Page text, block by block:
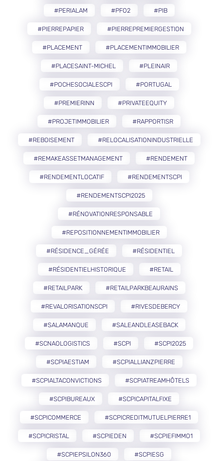
#PERIALAM #PFO2 #PIB
#PIERREPAPIER #PIERREPREMIERGESTION
#PLACEMENT #PLACEMENTIMMOBILIER
#PLACESAINT-MICHEL #PLEINAIR
#POCHESOCIALESCPI #PORTUGAL
#PREMIERINN #PRIVATEEQUITY
#PROJETIMMOBILIER #RAPPORTISR
#REBOISEMENT #RELOCALISATIONINDUSTRIELLE
#REMAKEASSETMANAGEMENT #RENDEMENT
#RENDEMENTLOCATIF #RENDEMENTSCPI
#RENDEMENTSCPI2025
#RÉNOVATIONRESPONSABLE
#REPOSITIONNEMENTIMMOBILIER
#RÉSIDENCE_GÉRÉE #RÉSIDENTIEL
#RÉSIDENTIELHISTORIQUE #RETAIL
#RETAILPARK #RETAILPARKBEAURAINS
#REVALORISATIONSCPI #RIVESDEBERCY
#SALAMANQUE #SALEANDLEASEBACK
#SCNAOLOGISTICS #SCPI #SCPI2025
#SCPIAESTIAM #SCPIALLIANZPIERRE
#SCPIALTACONVICTIONS #SCPIATREAMHÔTELS
#SCPIBUREAUX #SCPICAPITALFIXE
#SCPICOMMERCE #SCPICREDITMUTUELPIERRE1
#SCPICRISTAL #SCPIEDEN #SCPIEFIMMO1
#SCPIEPSILON360 #SCPIESG